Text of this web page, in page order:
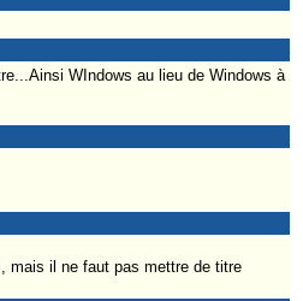
WIndows au lieu de Windows à
mais il ne faut pas mettre de titre